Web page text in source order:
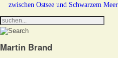
zwischen Ostsee und Schwarzem Meer
Martin Brand